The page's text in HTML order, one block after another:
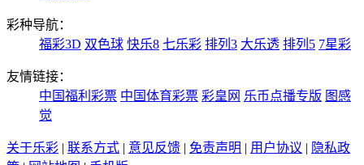
彩种导航：
福彩3D 双色球 快乐8 七乐彩 排列3 大乐透 排列5 7星彩
友情链接：
中国福利彩票 中国体育彩票 彩皇网 乐币点播专版 图感
觉
关于乐彩 | 联系方式 | 意见反馈 | 免责声明 | 用户协议 | 隐私政